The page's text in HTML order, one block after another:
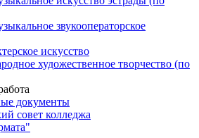
звукооператорское
искусство
художественное творчество (по
документы
совет колледжа